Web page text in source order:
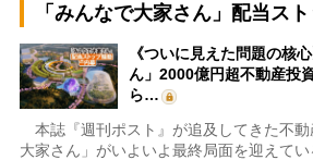
「みんなで大家さん」配当ス
《ついに見えた問題の核
ん」2000億円超不動産投
ら…
本誌『週刊ポスト』が追及してきた不
大家さん」がいよいよ最終局面を迎えてい